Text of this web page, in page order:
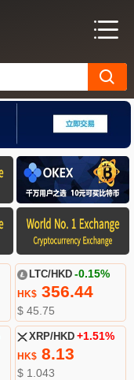
LTC/HKD -0.15%
HK$356.44
$ 45.75
XRP/HKD +1.51%
HK$8.13
$ 1.043